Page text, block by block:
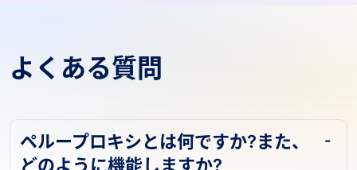
よくある質問
ペループロキシとは何ですか?また、
どのように機能しますか?